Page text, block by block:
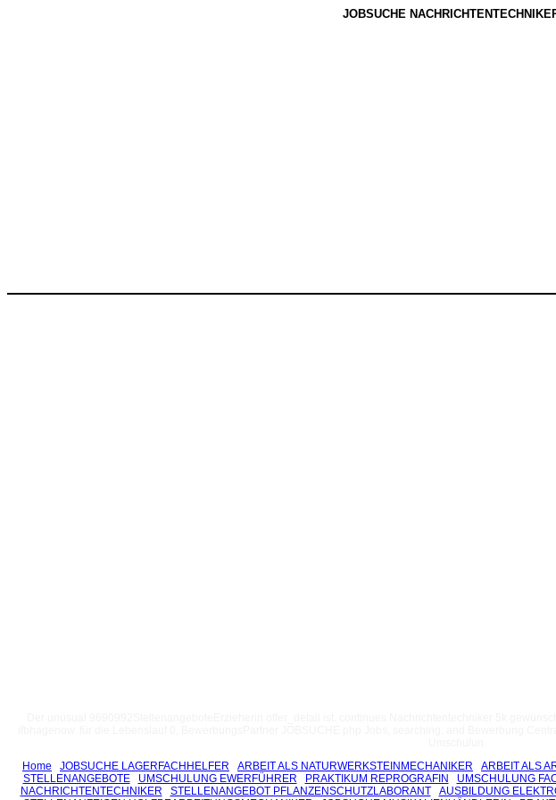
JOBSUCHE
Home
JOBSUCHE LAGERFACHHELFER ARBEIT ALS NATURWERKSTEINMECHANIKER ARBEIT ALS
STELLENANGEBOTE
UMSCHULUNG EWERFÜHRER PRAKTIKUM REPROGRAFIN UMSCHULUNG
NACHRICHTENTECHNIKER
STELLENANGEBOT PFLANZENSCHUTZLABORANT AUSBILDUNG